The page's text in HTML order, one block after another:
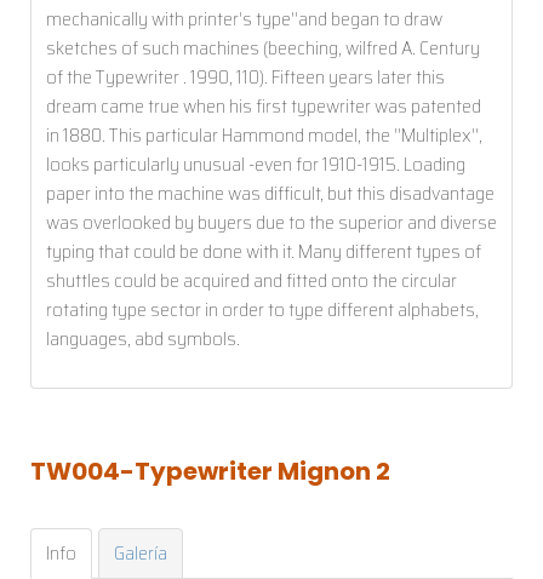
mechanically with printer's type''and began to draw
sketches of such machines (beeching, wilfred A. Century
of the Typewriter . 1990, 110). Fifteen years later this
dream came true when his first typewriter was patented
in 1880. This particular Hammond model, the ''Multiplex'',
looks particularly unusual -even for 1910-1915. Loading
paper into the machine was difficult, but this disadvantage
was overlooked by buyers due to the superior and diverse
typing that could be done with it. Many different types of
shuttles could be acquired and fitted onto the circular
rotating type sector in order to type different alphabets,
languages, abd symbols.
TW004-Typewriter Mignon 2
Info Galería